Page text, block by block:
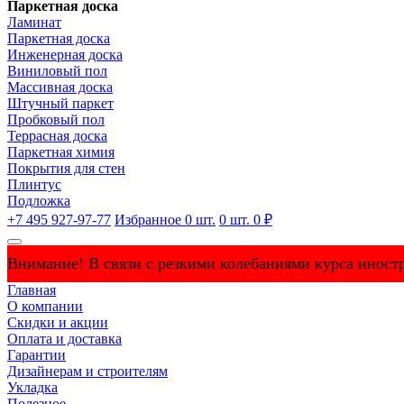
Паркетная доска
Ламинат
Паркетная доска
Инженерная доска
Виниловый пол
Массивная доска
Штучный паркет
Пробковый пол
Террасная доска
Паркетная химия
Покрытия для стен
Плинтус
Подложка
+7 495 927-97-77 Избранное 0 шт. 0 шт. 0 ₽
Внимание! В связи с резкими колебаниями курса
Главная
О компании
Скидки и акции
Оплата и доставка
Гарантии
Дизайнерам и строителям
Укладка